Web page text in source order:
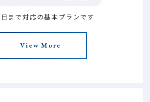
まで対応の基本プランです
View More